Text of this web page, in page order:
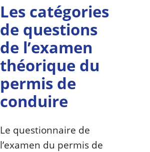
Les catégories
de questions
de l’examen
théorique du
permis de
conduire
Le questionnaire de
l’examen du permis de